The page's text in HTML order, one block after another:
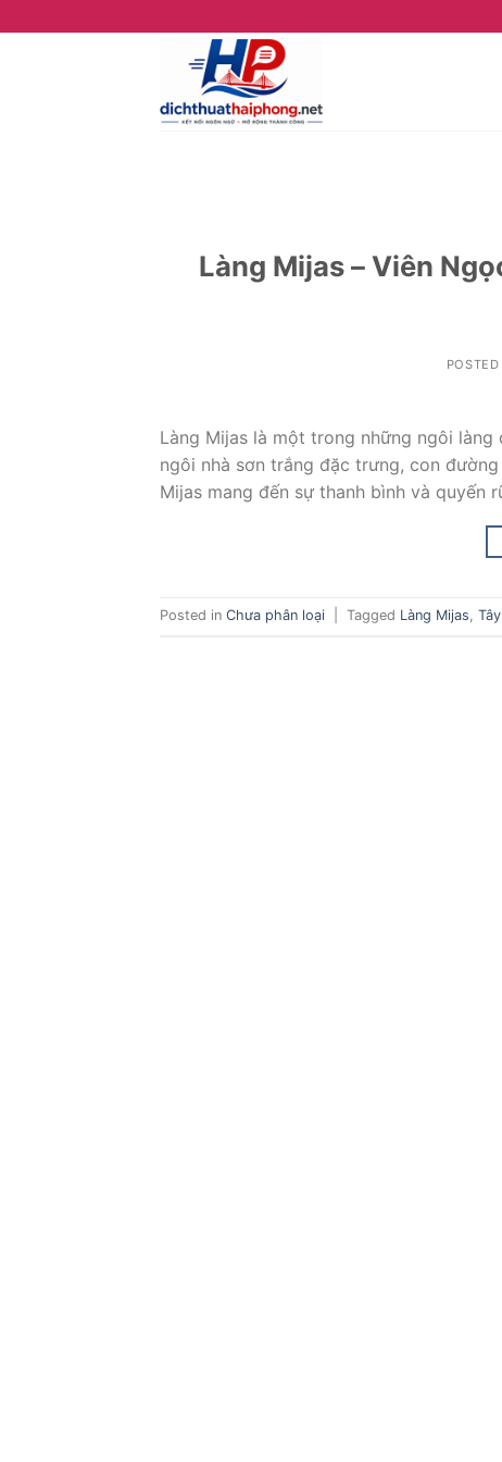
to
Làng Mijas – Viên
POSTED
Làng Mijas là một trong những ngôi làng
ngôi nhà sơn trắng đặc trưng, con
Mijas mang đến sự thanh bình và quyến
Posted in Chưa phân loại Tagged Làng Mijas,